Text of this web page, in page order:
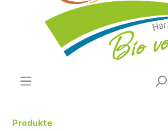
Produkte